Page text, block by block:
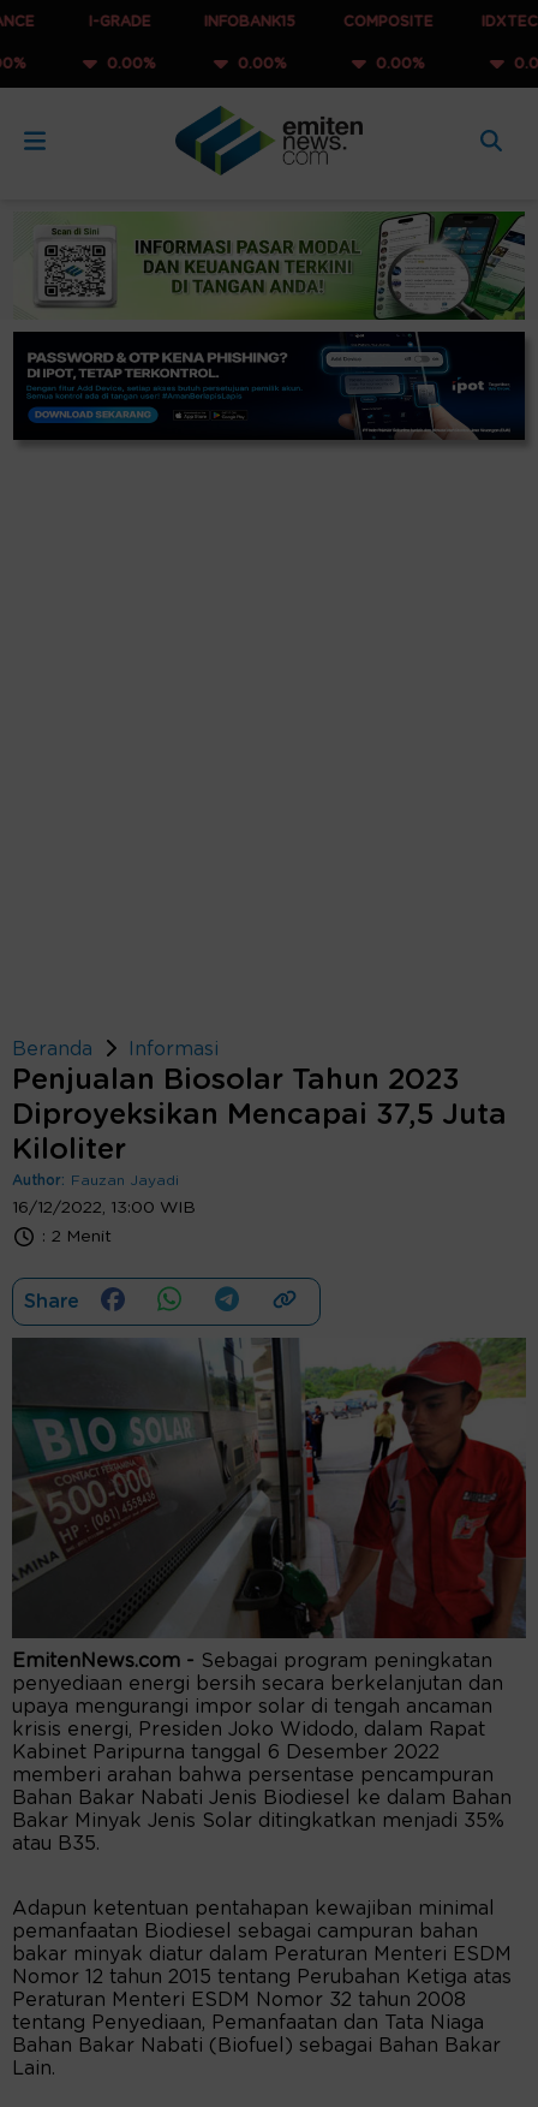
I-GRADE
0.00%
INFOBANK15
0.00%
COMPOSITE
0.00%
IDXTECHNO
0.00%
Beranda Informasi
Penjualan Biosolar Tahun 2023
Diproyeksikan Mencapai 37,5 Juta
Kiloliter
Author: Fauzan Jayadi
16/12/2022, 13:00 WIB
: 2 Menit
Share
EmitenNews.com - Sebagai program peningkatan
penyediaan energi bersih secara berkelanjutan dan
upaya mengurangi impor solar di tengah ancaman
krisis energi, Presiden Joko Widodo, dalam Rapat
Kabinet Paripurna tanggal 6 Desember 2022
memberi arahan bahwa persentase pencampuran
Bahan Bakar Nabati Jenis Biodiesel ke dalam Bahan
Bakar Minyak Jenis Solar ditingkatkan menjadi 35%
atau B35.
Adapun ketentuan pentahapan kewajiban minimal
pemanfaatan Biodiesel sebagai campuran bahan
bakar minyak diatur dalam Peraturan Menteri ESDM
Nomor 12 tahun 2015 tentang Perubahan Ketiga atas
Peraturan Menteri ESDM Nomor 32 tahun 2008
tentang Penyediaan, Pemanfaatan dan Tata Niaga
Bahan Bakar Nabati (Biofuel) sebagai Bahan Bakar
Lain.